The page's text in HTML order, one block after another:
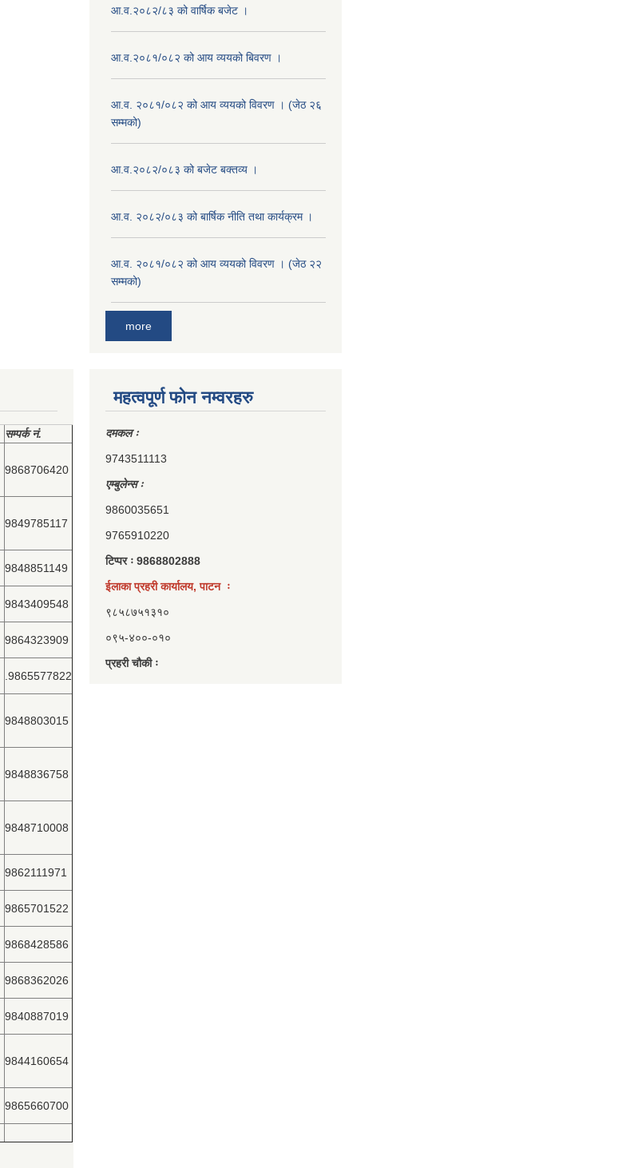
आ.व.२०८२/८३ को वार्षिक बजेट ।
आ.व.२०८१/०८२ को आय व्ययको बिवरण ।
आ.व. २०८१/०८२ को आय व्ययको विवरण । (जेठ २६
सम्मको)
आ.व.२०८२/०८३ को बजेट बक्तव्य ।
आ.व. २०८२/०८३ को बार्षिक नीति तथा कार्यक्रम ।
आ.व. २०८१/०८२ को आय व्ययको विवरण । (जेठ २२
सम्मको)
more
सम्‍पर्क नं.
9868706420
9849785117
9848851149
9843409548
9864323909
.9865577822
9848803015
9848836758
9848710008
9862111971
9865701522
9868428586
9868362026
9840887019
9844160654
9865660700
महत्वपूर्ण फोन नम्वरहरु
दमकल ः
9743511113
एम्बुलेन्स ः
9860035651
9765910220
टिप्पर ः 9868802888
ईलाका प्रहरी कार्यालय, पाटन ः
९८५८७५१३१०
०९५-४००-०१०
प्रहरी चौकी ः